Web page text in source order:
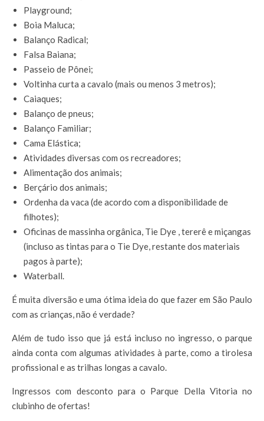
Playground;
Boia Maluca;
Balanço Radical;
Falsa Baiana;
Passeio de Pônei;
Voltinha curta a cavalo (mais ou menos 3 metros);
Caiaques;
Balanço de pneus;
Balanço Familiar;
Cama Elástica;
Atividades diversas com os recreadores;
Alimentação dos animais;
Berçário dos animais;
Ordenha da vaca (de acordo com a disponibilidade de
filhotes);
Oficinas de massinha orgânica, Tie Dye , tererê e miçangas
(incluso as tintas para o Tie Dye, restante dos materiais
pagos à parte);
Waterball.
É muita diversão e uma ótima ideia do que fazer em São Paulo
com as crianças, não é verdade?
Além de tudo isso que já está incluso no ingresso, o parque
ainda conta com algumas atividades à parte, como a tirolesa
profissional e as trilhas longas a cavalo.
Ingressos com desconto para o Parque Della Vitoria no
clubinho de ofertas!